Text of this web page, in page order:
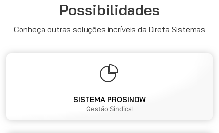
Possibilidades
Conheça outras soluções incríveis da Direta Sistemas
SISTEMA PROSINDW
Gestão Sindical